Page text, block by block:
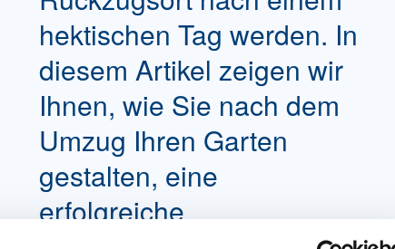
hektischen Tag werden. In
diesem Artikel zeigen wir
Ihnen, wie Sie nach dem
Umzug Ihren Garten
gestalten, eine
erfolgreiche